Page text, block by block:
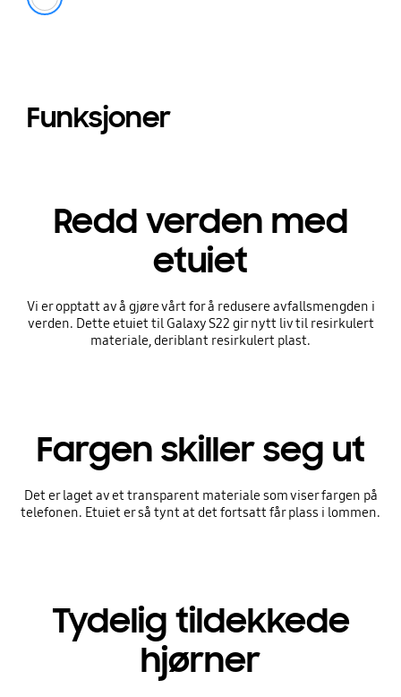
Funksjoner
Redd verden med
etuiet
Vi er opptatt av å gjøre vårt for å redusere avfallsmengden i
verden. Dette etuiet til Galaxy S22 gir nytt liv til resirkulert
materiale, deriblant resirkulert plast.
Fargen skiller seg ut
Det er laget av et transparent materiale som viser fargen på
telefonen. Etuiet er så tynt at det fortsatt får plass i lommen.
Tydelig tildekkede
hjørner